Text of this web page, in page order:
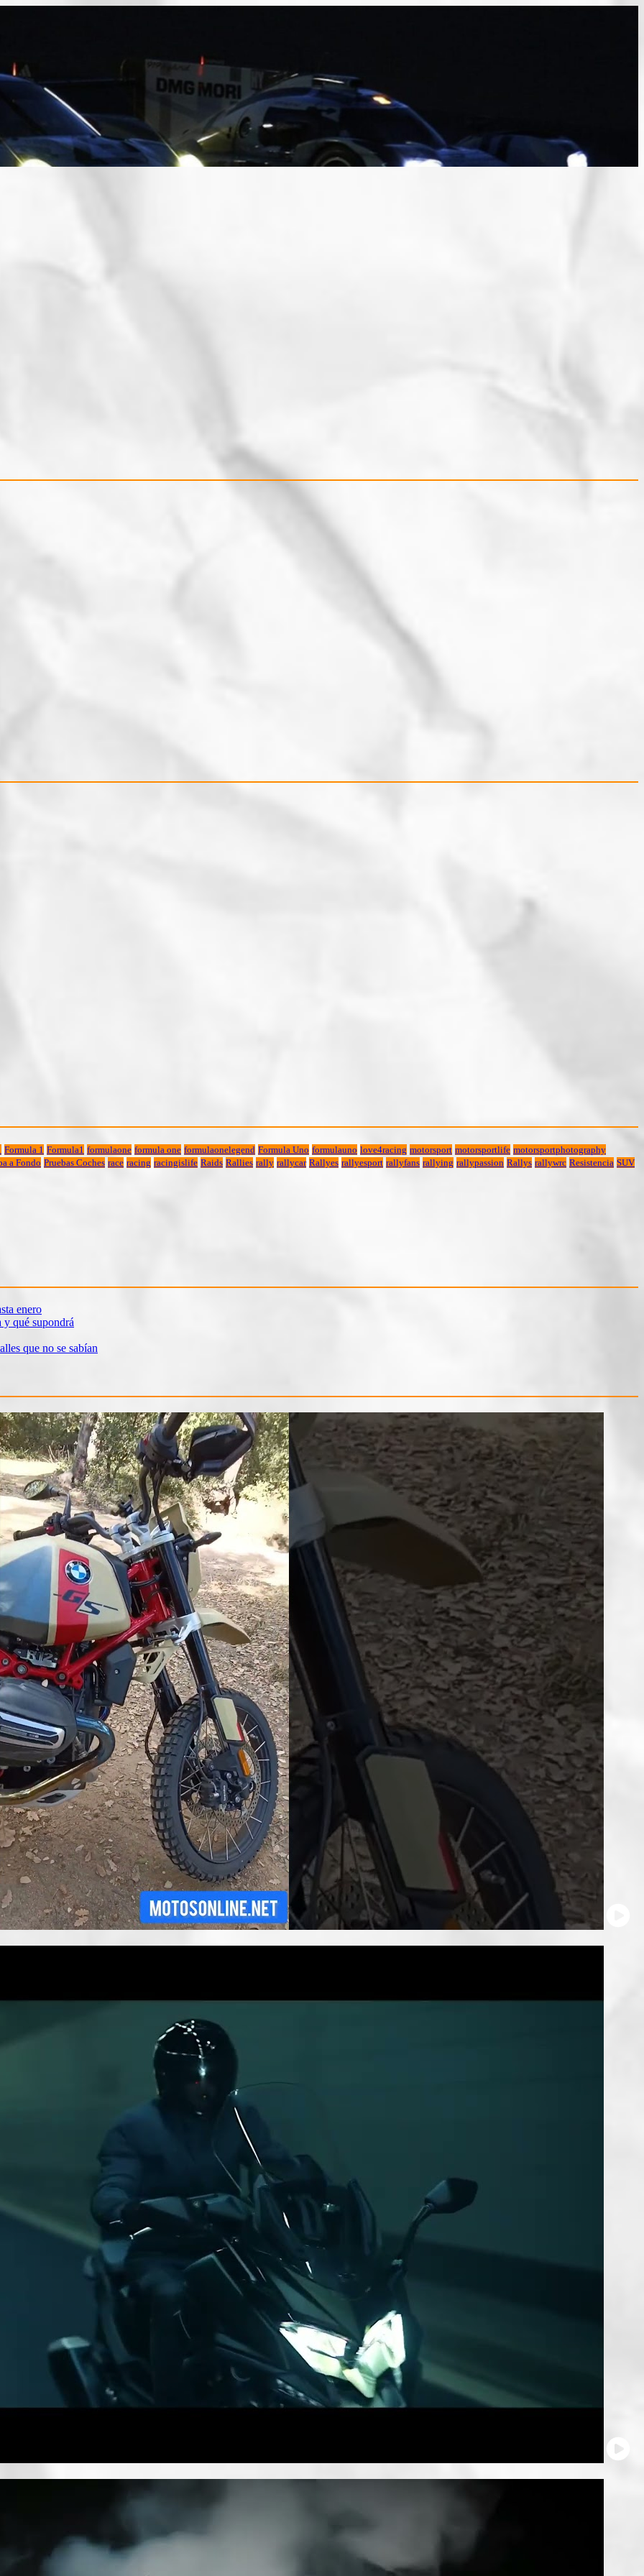
Formula 1 Formula1 formulaone formula one formulaonelegend Formula Uno formulauno love4racing motorsport motorsportlife motorsportphotography
a Fondo Pruebas Coches race racing racingislife Raids Rallies rally rallycar Rallyes rallyesport rallyfans rallying rallypassion Rallys rallywrc Resistencia SUV
enero
y qué supondrá
que no se sabían